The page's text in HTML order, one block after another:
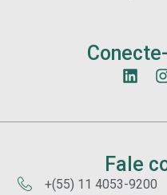
Fale
+(55) 11 4053-9200